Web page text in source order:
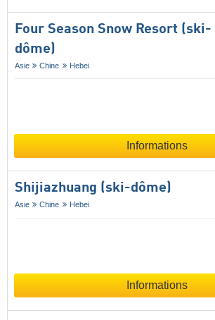
Four Season Snow Resort (ski-
dôme)
Asie Chine Hebei
Informations
Shijiazhuang (ski-dôme)
Asie Chine Hebei
Informations